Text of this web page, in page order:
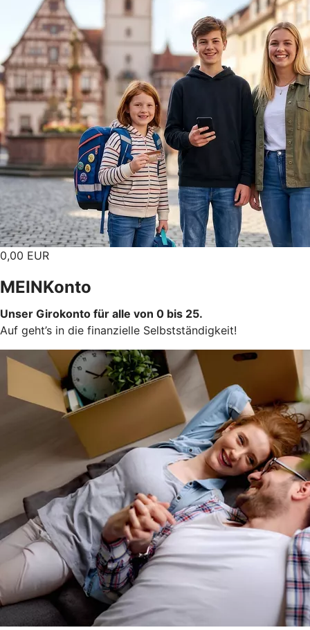
0,00 EUR
MEINKonto
Unser Girokonto für alle von 0 bis 25.
Auf geht’s in die finanzielle Selbstständigkeit!